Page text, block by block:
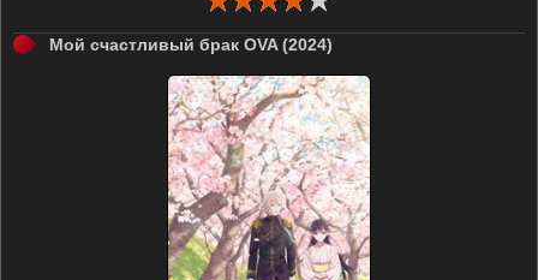
Мой счастливый брак OVA (2024)